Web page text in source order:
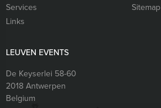
Services
Sitemap
Links
LEUVEN EVENTS
De Keyserlei 58-60
2018Antwerpen
Belgium